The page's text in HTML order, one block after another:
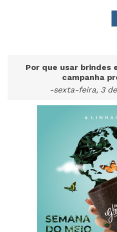
Por que usar brindes
campanha
-sexta-feira, 3